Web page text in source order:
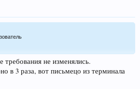
не изменялись.
в 3 раза, вот письмецо из терминала